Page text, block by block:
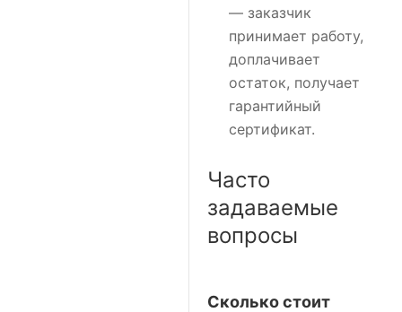
— заказчик
принимает работу,
доплачивает
остаток, получает
гарантийный
сертификат.
Часто
задаваемые
вопросы
Сколько стоит